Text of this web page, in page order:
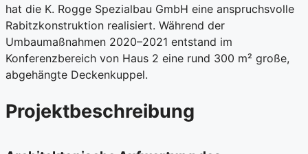
hat die K. Rogge Spezialbau GmbH eine anspruchsvolle
Rabitzkonstruktion realisiert. Während der
Umbaumaßnahmen 2020–2021 entstand im
Konferenzbereich von Haus 2 eine rund 300 m² große,
abgehängte Deckenkuppel.
Projektbeschreibung